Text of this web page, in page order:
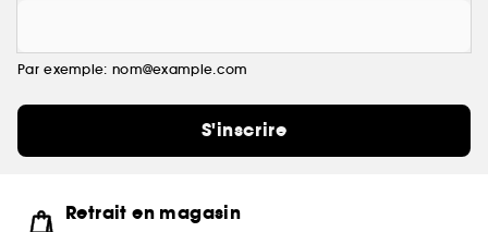
Par exemple: nom@example.com
S'inscrire
Retrait en magasin